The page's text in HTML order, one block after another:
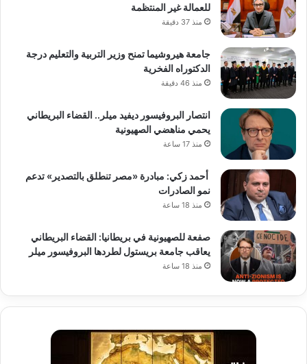
للعمالة غير المنتظمة
منذ 37 دقيقة
جامعة هيروشيما تمنح وزير التربية والتعليم درجة
الدكتوراه الفخرية
منذ 46 دقيقة
انتصار البروفيسور ديفيد ميلر.. القضاء البريطاني
يحمي مناهضي الصهيونية
منذ 17 ساعة
أحمد زكي: مبادرة «مصر تنطلق بالتصدير» تدعم
نمو الصادرات
منذ 18 ساعة
صفعة للصهيونية في بريطانيا: القضاء البريطاني
يعاقب جامعة بريستول لطردها البروفيسور ميلر
منذ 18 ساعة